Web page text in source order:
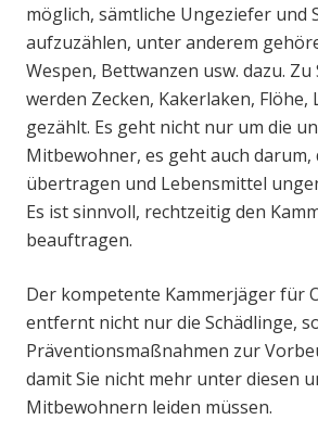
möglich, sämtliche Ungeziefer und
aufzuzählen, unter anderem
Wespen, Bettwanzen usw. dazu. Zu
werden Zecken, Kakerlaken, Flöhe,
gezählt. Es geht nicht nur um die
Mitbewohner, es geht auch darum,
übertragen und Lebensmittel
Es ist sinnvoll, rechtzeitig den
beauftragen.
Der kompetente Kammerjäger für
entfernt nicht nur die Schädlinge,
Präventionsmaßnahmen zur
damit Sie nicht mehr unter diesen
Mitbewohnern leiden müssen.